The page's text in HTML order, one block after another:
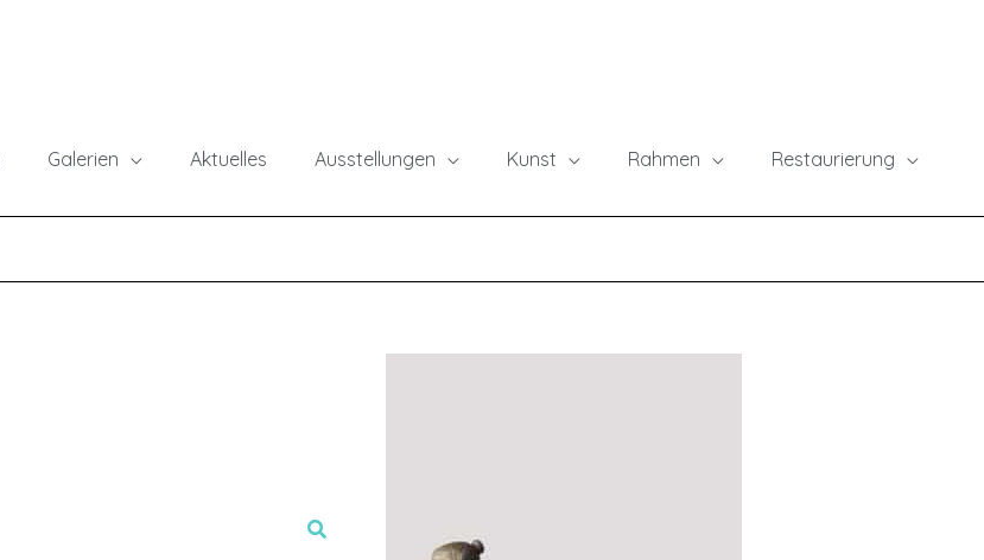
Galerien Aktuelles Ausstellungen Kunst Rahmen Restaurierung